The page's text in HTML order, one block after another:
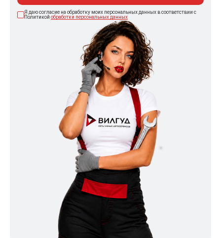
Я даю согласие на обработку моих персональных данных в соответствии с
Политикой обработки персональных данных